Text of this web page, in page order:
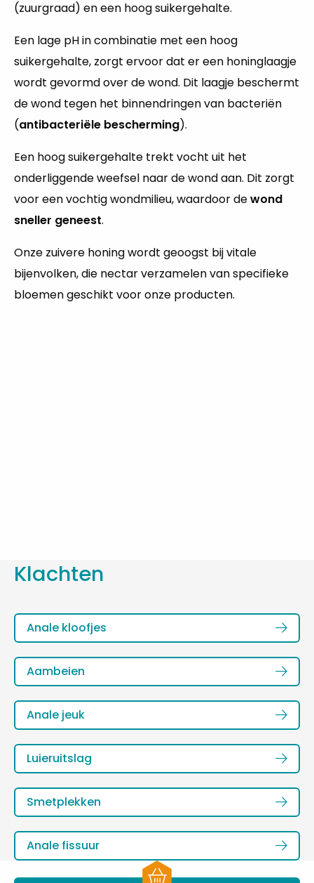
(zuurgraad) en een hoog suikergehalte.
Een lage pH in combinatie met een hoog
suikergehalte, zorgt ervoor dat er een honinglaagje
wordt gevormd over de wond. Dit laagje beschermt
de wond tegen het binnendringen van bacteriën
(antibacteriële bescherming).
Een hoog suikergehalte trekt vocht uit het
onderliggende weefsel naar de wond aan. Dit zorgt
voor een vochtig wondmilieu, waardoor dewond
sneller geneest.
Onze zuivere honing wordt geoogst bij vitale
bijenvolken, die nectar verzamelen van specifieke
bloemen geschikt voor onze producten.
Klachten
Anale kloofjes
Lees
meer
over
Aambeien
Lees
meer
over
Anale jeuk
Lees
meer
over
Luieruitslag
Lees
meer
over
Smetplekken
Lees
meer
over
Anale fissuur
Lees
meer
over